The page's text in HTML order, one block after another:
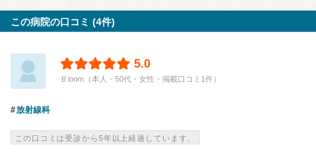
この病院の口コミ (4件)
5.0
Ｂloom（本人・50代・女性・掲載口コミ1件）
放射線科
この口コミは受診から5年以上経過しています。